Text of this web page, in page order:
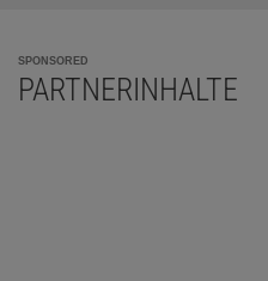
SPONSORED
PARTNERINHALTE